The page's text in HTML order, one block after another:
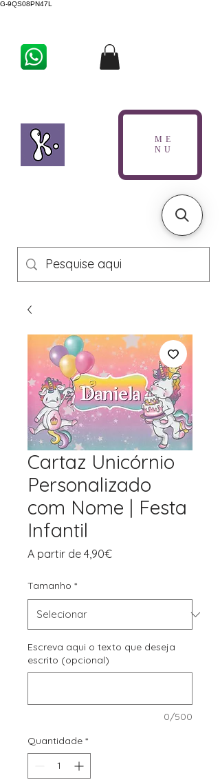
G-9QS08PN47L
ME
NU
Cartaz Unicórnio
Personalizado
com Nome | Festa
Infantil
A partir de 4,90€Preço
Tamanho *
Escreva aqui o texto que deseja
escrito (opcional)
0/500
Quantidade *